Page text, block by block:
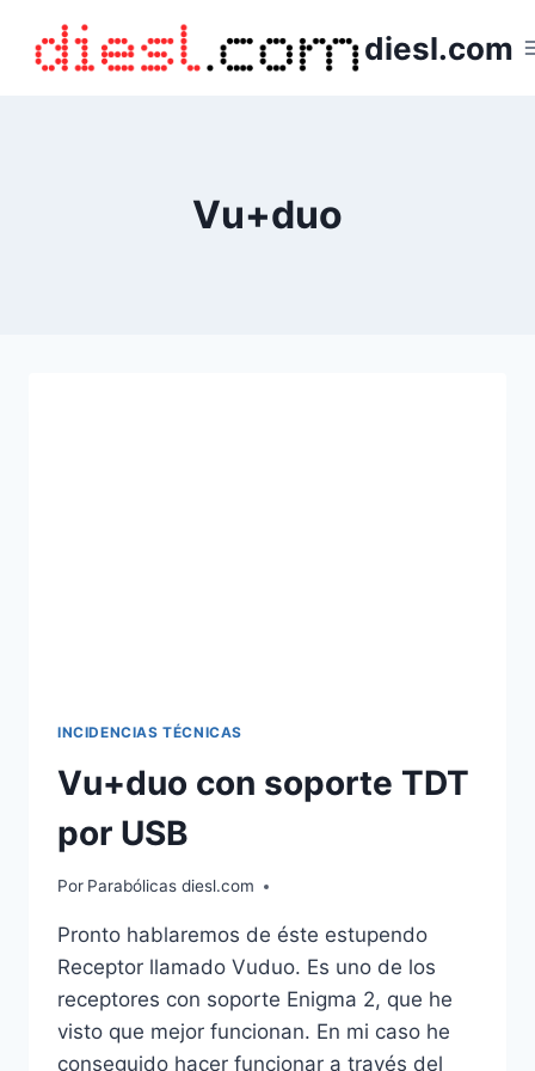
contenido
diesl.com
Vu+duo
INCIDENCIAS TÉCNICAS
Vu+duo con soporte TDT
por USB
Por Parabólicas diesl.com
Pronto hablaremos de éste estupendo
Receptor llamado Vuduo. Es uno de los
receptores con soporte Enigma 2, que he
visto que mejor funcionan. En mi caso he
conseguido hacer funcionar a través del